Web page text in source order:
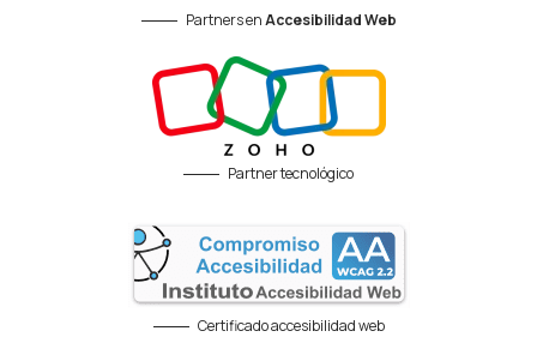
Partners enAccesibilidad Web
Partner tecnológico
Certificado accesibilidad web